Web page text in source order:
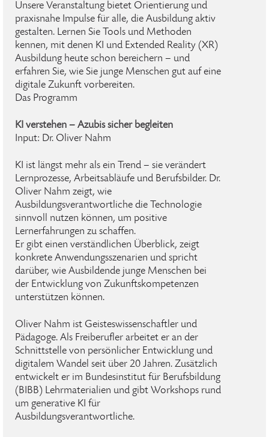
Unsere Veranstaltung bietet Orientierung und
praxisnahe Impulse für alle, die Ausbildung aktiv
gestalten. Lernen Sie Tools und Methoden
kennen, mit denen KI und Extended Reality (XR)
Ausbildung heute schon bereichern – und
erfahren Sie, wie Sie junge Menschen gut auf eine
digitale Zukunft vorbereiten.
Das Programm
KI verstehen – Azubis sicher begleiten
Input: Dr. Oliver Nahm
KI ist längst mehr als ein Trend – sie verändert
Lernprozesse, Arbeitsabläufe und Berufsbilder. Dr.
Oliver Nahm zeigt, wie
Ausbildungsverantwortliche die Technologie
sinnvoll nutzen können, um positive
Lernerfahrungen zu schaffen.
Er gibt einen verständlichen Überblick, zeigt
konkrete Anwendungsszenarien und spricht
darüber, wie Ausbildende junge Menschen bei
der Entwicklung von Zukunftskompetenzen
unterstützen können.
Oliver Nahm ist Geisteswissenschaftler und
Pädagoge. Als Freiberufler arbeitet er an der
Schnittstelle von persönlicher Entwicklung und
digitalem Wandel seit über 20 Jahren. Zusätzlich
entwickelt er im Bundesinstitut für Berufsbildung
(BIBB) Lehrmaterialien und gibt Workshops rund
um generative KI für
Ausbildungsverantwortliche.